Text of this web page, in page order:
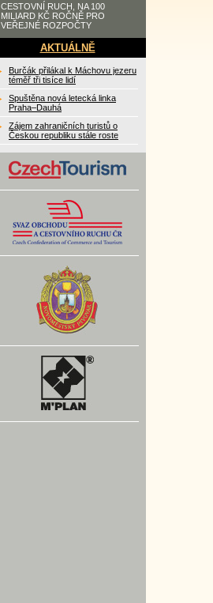
CESTOVNÍ RUCH, NA 100
MILIARD KČ ROČNĚ PRO
VEŘEJNÉ ROZPOČTY
AKTUÁLNĚ
Burčák přilákal k Máchovu jezeru
téměř tři tisíce lidí
Spuštěna nová letecká linka
Praha–Dauhá
Zájem zahraničních turistů o
Českou republiku stále roste